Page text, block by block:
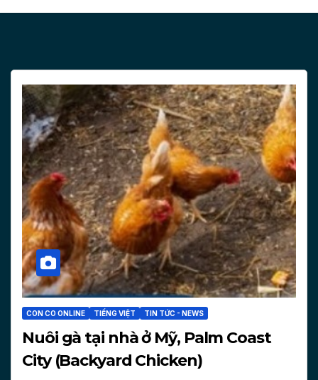
CON CO ONLINE TIẾNG VIỆT TIN TỨC - NEWS
Nuôi gà tại nhà ở Mỹ, Palm Coast
City (Backyard Chicken)